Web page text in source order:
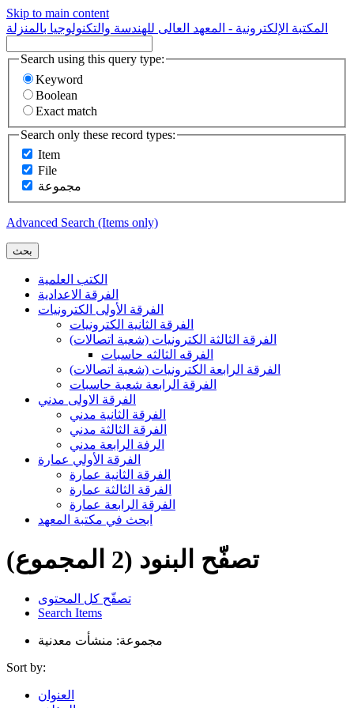
Skip to main content
المكتبة الإلكترونية - المعهد العالى للهندسة والتكنولوجيا بالمنزلة
Search using this query type:
Keyword
Boolean
Exact match
Search only these record types:
Item
File
مجموعة
Advanced Search (Items only)
بحث
الكتب العلمية
الفرقة الاعدادية
الفرقة الأولى الكترونيات
الفرقة الثانية الكترونيات
الفرقة الثالثة الكترونيات (شعبة اتصالات)
الفرقه الثالثه حاسبات
الفرقة الرابعة الكترونيات (شعبة اتصالات)
الفرقة الرابعة شعبة حاسبات
الفرقة الاولى مدني
الفرقة الثانية مدني
الفرقة الثالثة مدني
الرفة الرابعة مدني
الفرقة الأولي عمارة
الفرقة الثانية عمارة
الفرقة الثالثة عمارة
الفرقة الرابعة عمارة
ابحث في مكتبة المعهد
تصفّح البنود (2 المجموع)
تصفّح كل المحتوى
Search Items
مجموعة: منشأت معدنية
Sort by:
العنوان